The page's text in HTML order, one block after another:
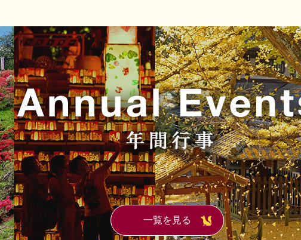
一覧を見る